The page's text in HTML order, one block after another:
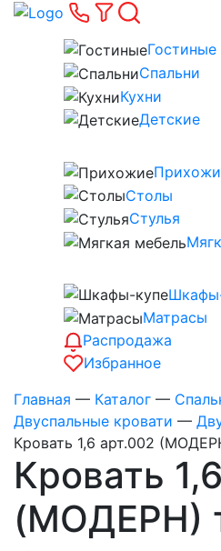
Гостиные
Спальни
Кухни
Детские
Столы
Стулья
Матрасы
Распродажа
Избранное
Главная — Каталог —
Двуспальные кровати —
Кровать 1,6 арт.002
Кровать
(МОДЕРН)